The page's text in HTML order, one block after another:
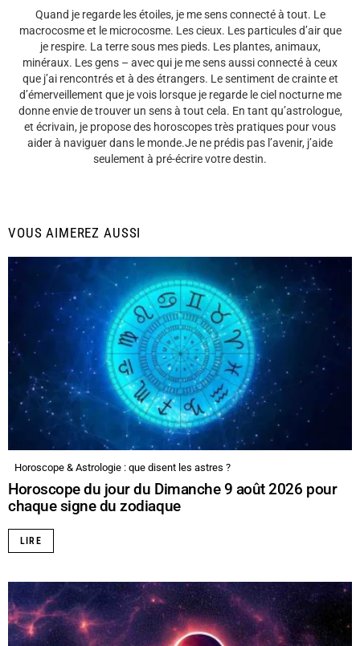
Quand je regarde les étoiles, je me sens connecté à tout. Le
macrocosme et le microcosme. Les cieux. Les particules d’air que
je respire. La terre sous mes pieds. Les plantes, animaux,
minéraux. Les gens – avec qui je me sens aussi connecté à ceux
que j’ai rencontrés et à des étrangers. Le sentiment de crainte et
d’émerveillement que je vois lorsque je regarde le ciel nocturne me
donne envie de trouver un sens à tout cela. En tant qu’astrologue,
et écrivain, je propose des horoscopes très pratiques pour vous
aider à naviguer dans le monde.Je ne prédis pas l’avenir, j’aide
seulement à pré-écrire votre destin.
VOUS AIMEREZ AUSSI
Horoscope & Astrologie : que disent les astres ?
Horoscope du jour du Dimanche 9 août 2026 pour
chaque signe du zodiaque
LIRE